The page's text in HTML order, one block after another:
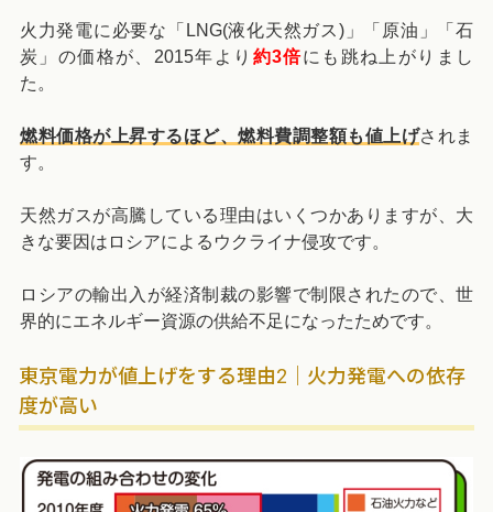
火力発電に必要な「LNG(液化天然ガス)」「原油」「石
炭」の価格が、2015年より 約3倍にも跳ね上がりまし
た。
燃料価格が上昇するほど、燃料費調整額も値上げされま
す。
天然ガスが高騰している理由はいくつかありますが、大
きな要因はロシアによるウクライナ侵攻です。
ロシアの輸出入が経済制裁の影響で制限されたので、世
界的にエネルギー資源の供給不足になったためです。
東京電力が値上げをする理由2｜火力発電への依存
度が高い